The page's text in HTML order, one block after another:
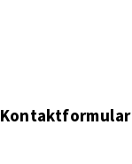
Kontaktformular